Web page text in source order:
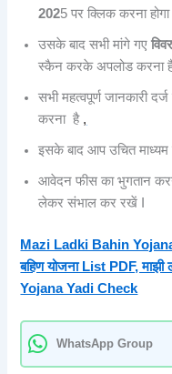
2025 पर क्लिक करना होगा
उसके बाद सभी मांगे गए
स्कैन करके अपलोड करना
सभी महत्वपूर्ण जानकारी
करना है ,
इसके बाद आप उचित
आवेदन फीस का भुगतान
लेकर संभाल कर रखें I
Mazi Ladki Bahin Yojana
बहिण योजना List PDF, माझी
Yojana Yadi Check
WhatsApp Group